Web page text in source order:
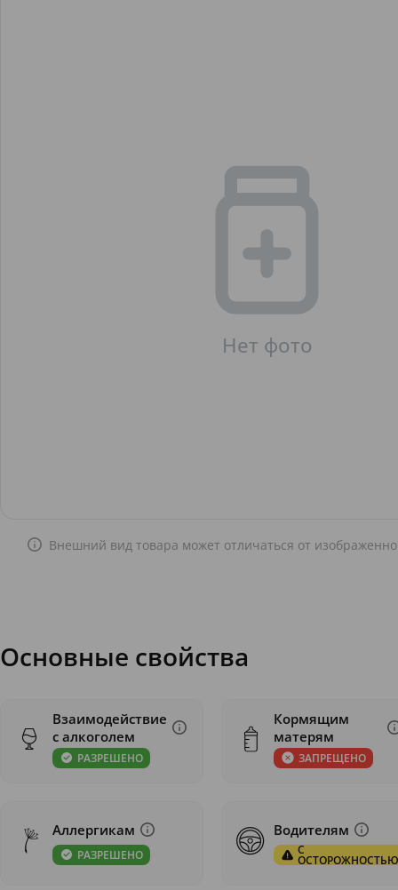
Внешний вид товара может отличаться от
Основные свойства
Взаимодействие
с алкоголем
РАЗРЕШЕНО
Кормящим
матерям
ЗАПРЕЩЕНО
Аллергикам
РАЗРЕШЕНО
Водителям
С
ОСТОРОЖНОСТЬЮ